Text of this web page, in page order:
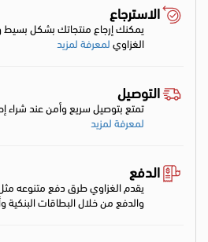
الاسترجاع
يمكنك إرجاع منتجاتك بشكل
الغزاويلمعرفة لمزيد
التوصيل
تمتع بتوصيل سريع وأمن عند شراء
لمعرفة لمزيد
الدفع
يقدم الغزاوي طرق دفع متنوعه مثل
والدفع من خلال البطاقات البنكية